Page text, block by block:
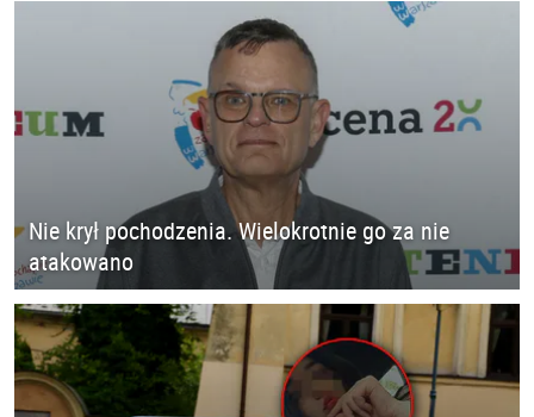
Nie krył pochodzenia. Wielokrotnie go za nie
atakowano